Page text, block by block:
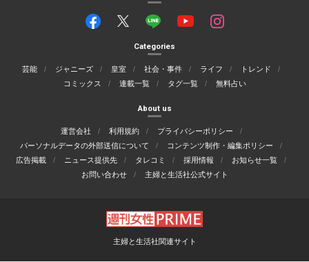
Categories
芸能 ジャニーズ 皇室 社会・事件 ライフ
トレンド
コミックス
連載一覧 タグ一覧 無料占い
About us
運営会社 利用規約
プライバシーポリシー
パーソナルデータの外部送信について
コンテンツ制作・編集ポリシー
広告掲載
ニュース提供先 タレコミ 採用情報
お知らせ一覧
お問い合わせ
主婦と生活社公式サイト
主婦と生活社関連サイト